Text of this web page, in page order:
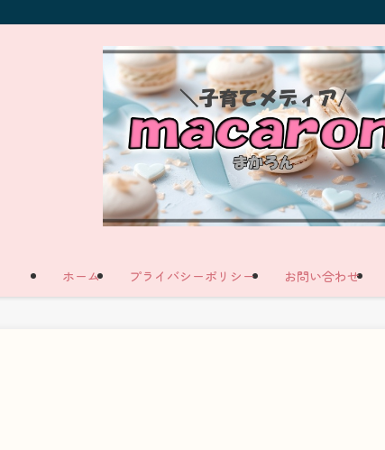
ホーム プライバシーポリシー お問い合わせ